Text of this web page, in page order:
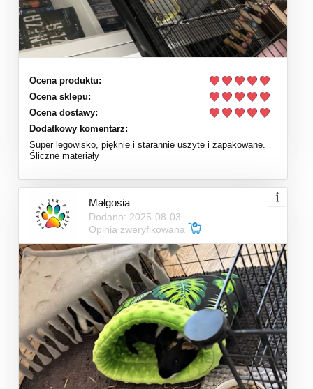
Ocena produktu:
Ocena sklepu:
Ocena dostawy:
Dodatkowy komentarz:
Super legowisko, pięknie i starannie uszyte i zapakowane.
Śliczne materiały
Małgosia
Dodano: 2025-08-03
Opinia zweryfikowana